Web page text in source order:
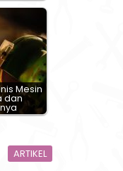
Mesin
dan
ARTIKEL